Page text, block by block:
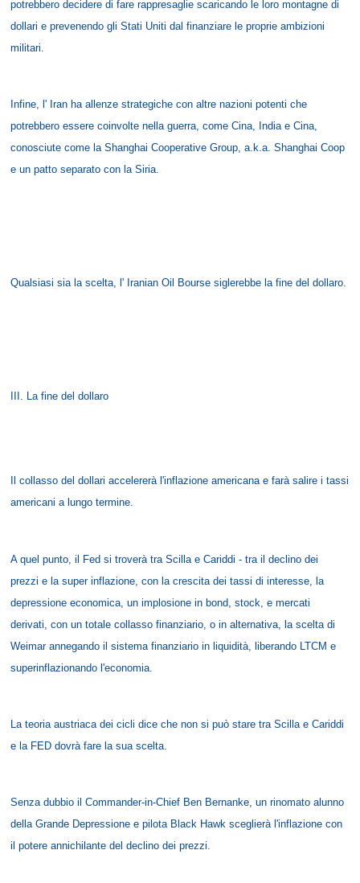
potrebbero decidere di fare rappresaglie scaricando le loro montagne di
dollari e prevenendo gli Stati Uniti dal finanziare le proprie ambizioni
militari.
Infine, l' Iran ha allenze strategiche con altre nazioni potenti che
potrebbero essere coinvolte nella guerra, come Cina, India e Cina,
conosciute come la Shanghai Cooperative Group, a.k.a. Shanghai Coop
e un patto separato con la Siria.
Qualsiasi sia la scelta, l' Iranian Oil Bourse siglerebbe la fine del dollaro.
III. La fine del dollaro
Il collasso del dollari accelererà l'inflazione americana e farà salire i tassi
americani a lungo termine.
A quel punto, il Fed si troverà tra Scilla e Cariddi - tra il declino dei
prezzi e la super inflazione, con la crescita dei tassi di interesse, la
depressione economica, un implosione in bond, stock, e mercati
derivati, con un totale collasso finanziario, o in alternativa, la scelta di
Weimar annegando il sistema finanziario in liquidità, liberando LTCM e
superinflazionando l'economia.
La teoria austriaca dei cicli dice che non si può stare tra Scilla e Cariddi
e la FED dovrà fare la sua scelta.
Senza dubbio il Commander-in-Chief Ben Bernanke, un rinomato alunno
della Grande Depressione e pilota Black Hawk sceglierà l'inflazione con
il potere annichilante del declino dei prezzi.